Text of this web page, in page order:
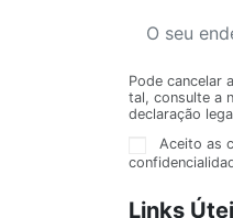
Pode cancelar
tal, consulte a
declaração
Aceito as
Links